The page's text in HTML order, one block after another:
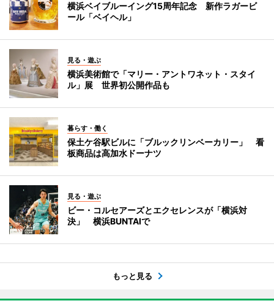
横浜ベイブルーイング15周年記念 新作ラガービ
ール「ベイヘル」
見る・遊ぶ
横浜美術館で「マリー・アントワネット・スタイ
ル」展 世界初公開作品も
暮らす・働く
保土ケ谷駅ビルに「ブルックリンベーカリー」 看
板商品は高加水ドーナツ
見る・遊ぶ
ビー・コルセアーズとエクセレンスが「横浜対
決」 横浜BUNTAIで
もっと見る